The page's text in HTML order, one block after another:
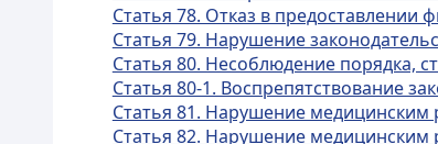
Статья 78. Отказ в
Статья 79. Нарушение
Статья 80. Несоблюдение порядка,
Статья 80-1. Воспрепятствование
Статья 81. Нарушение медицинским
Статья 82. Нарушение медицинским